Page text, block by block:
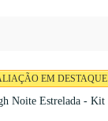
EM DESTAQUE
Noite Estrelada -